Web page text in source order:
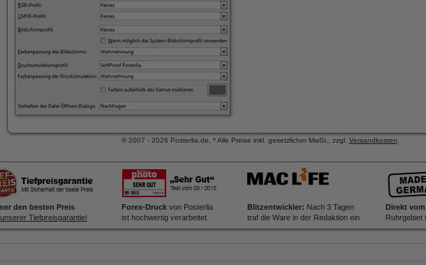
© 2007 - 2026 Posterlia.de, * Alle Preise inkl. gesetzlicher MwSt., zzgl. Versandkosten
den besten Preis
Tiefpreisgarantie!
Forex-Druck von Posterlia
ist hochwertig verarbeitet.
Blitzentwickler: Nach 3 Tagen
traf die Ware in der Redaktion ein
Direkt
Ruhrgebiet (